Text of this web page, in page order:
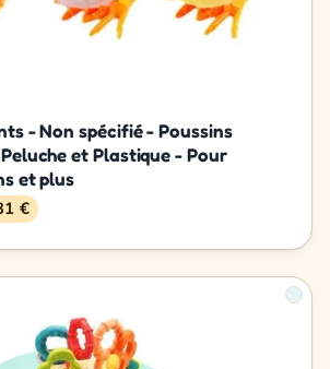
- Non spécifié - Poussins
et Plastique - Pour
et plus
€